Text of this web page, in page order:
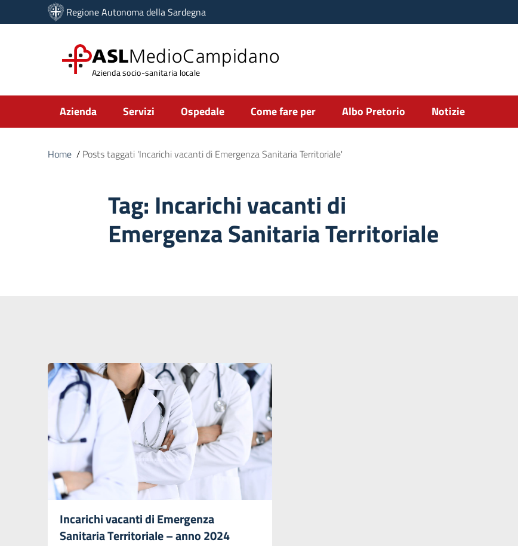
Vai ai contenuti
Vai al menu di navigazione
Regione Autonoma della Sardegna
ASLMedioCampidano
Azienda socio-sanitaria locale
Submenu
Azienda Servizi Ospedale Come fare per Albo Pretorio Notizie
Home / Posts taggati 'Incarichi vacanti di Emergenza Sanitaria Territoriale'
Tag: Incarichi vacanti di
Emergenza Sanitaria Territoriale
Incarichi vacanti di Emergenza
Sanitaria Territoriale – anno 2024